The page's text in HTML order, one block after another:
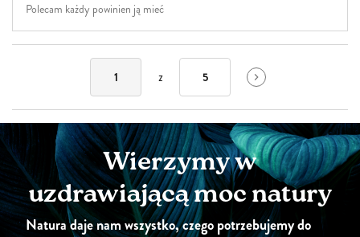
Polecam każdy powinien ją mieć
1 z 5
Wierzymy w
uzdrawiającą moc natury
Natura daje nam wszystko, czego potrzebujemy do